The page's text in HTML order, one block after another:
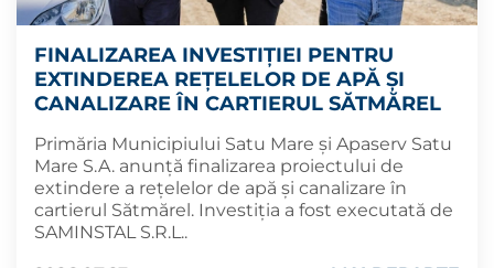
FINALIZAREA INVESTIȚIEI PENTRU
EXTINDEREA REȚELELOR DE APĂ ȘI
CANALIZARE ÎN CARTIERUL SĂTMĂREL
Primăria Municipiului Satu Mare și Apaserv Satu
Mare S.A. anunță finalizarea proiectului de
extindere a rețelelor de apă și canalizare în
cartierul Sătmărel. Investiția a fost executată de
SAMINSTAL S.R.L..